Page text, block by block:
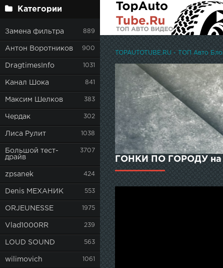
Категории
Замена фильтра 889
Антон Воротников 900
DragtimesInfo 1031
Канал Шока 841
Максим Шелков 383
Чердак 302
Лиса Рулит 1038
Большой тест-
драйв
3707
zpsanek 424
Denis МЕХАНИК 553
ORJEUNESSE 1975
Vlad1000RR 239
LOUD SOUND 563
wilimovich 1061
TOPAUTOTUBE.RU - ТОП Авто
ГОНКИ ПО ГОРОДУ на